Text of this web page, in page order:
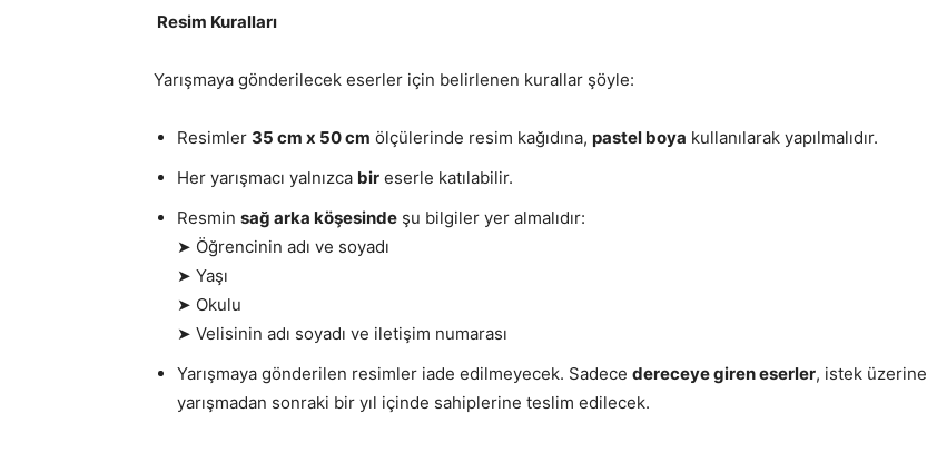
Resim Kuralları
Yarışmaya gönderilecek eserler için belirlenen kurallar şöyle:
Resimler 35 cm x 50 cm ölçülerinde resim kağıdına, pastel boya kullanılarak yapılmalıdır.
Her yarışmacı yalnızca bir eserle katılabilir.
Resmin sağ arka köşesinde şu bilgiler yer almalıdır:
➤ Öğrencinin adı ve soyadı
➤ Yaşı
➤ Okulu
➤ Velisinin adı soyadı ve iletişim numarası
Yarışmaya gönderilen resimler iade edilmeyecek. Sadece dereceye giren eserler, istek üzerine
yarışmadan sonraki bir yıl içinde sahiplerine teslim edilecek.